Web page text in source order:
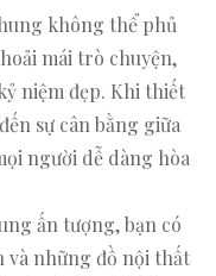
không thể phủ
mái trò chuyện,
niệm đẹp. Khi thiết
sự cân bằng giữa
người dễ dàng hòa
ấn tượng, bạn có
và những đồ nội thất